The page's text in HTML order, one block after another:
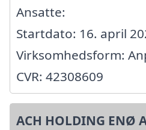
Ansatte:
Startdato: 16. april
Virksomhedsform:
CVR: 42308609
ACH HOLDING ENØ